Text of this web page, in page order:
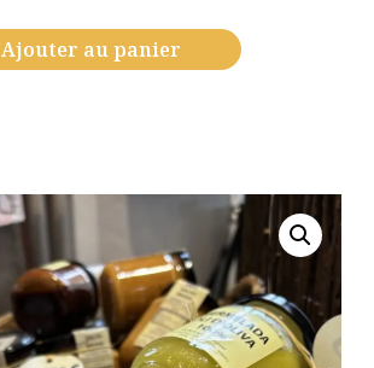
Ajouter au panier